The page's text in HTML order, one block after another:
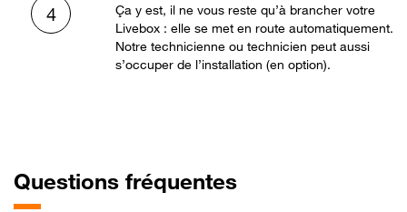
4
Ça y est, il ne vous reste qu’à brancher votre
Livebox : elle se met en route automatiquement.
Notre technicienne ou technicien peut aussi
s’occuper de l’installation (en option).
Questions fréquentes